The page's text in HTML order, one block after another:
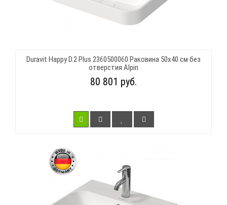
Duravit Happy D.2 Plus 2360500060 Раковина 50х40 см без
отверстия Alpin
80 801 руб.